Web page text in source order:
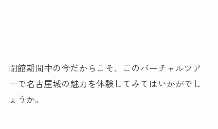
閉館期間中の今だからこそ、このバーチャルツア
ーで名古屋城の魅力を体験してみてはいかがでし
ょうか。